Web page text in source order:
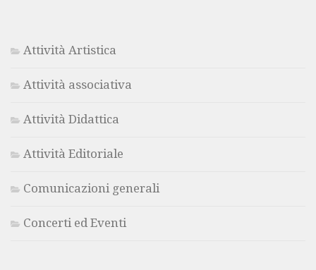
Attività Artistica
Attività associativa
Attività Didattica
Attività Editoriale
Comunicazioni generali
Concerti ed Eventi